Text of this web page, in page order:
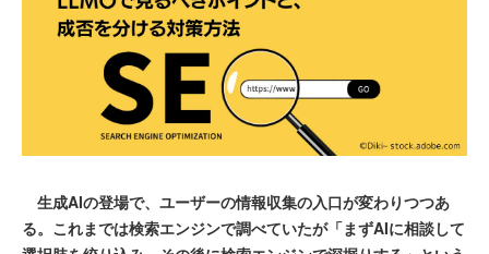
生成AIの登場で、ユーザーの情報収集の入口が変わりつつあ
る。これまでは検索エンジンで調べていたが「まずAIに相談して